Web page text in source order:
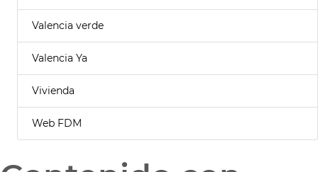
Valencia verde
Valencia Ya
Vivienda
Web FDM